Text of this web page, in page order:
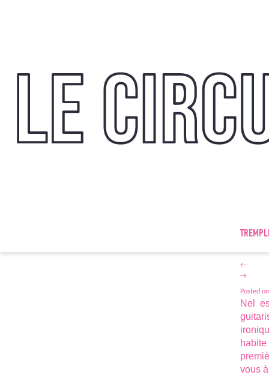
←
→
Posted on
Nel
vous